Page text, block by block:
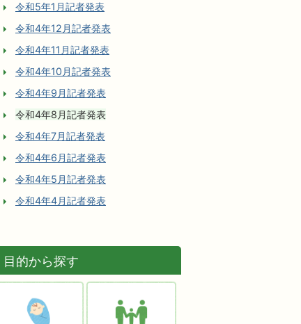
令和5年1月記者発表
令和4年12月記者発表
令和4年11月記者発表
令和4年10月記者発表
令和4年9月記者発表
令和4年8月記者発表
令和4年7月記者発表
令和4年6月記者発表
令和4年5月記者発表
令和4年4月記者発表
目的から探す